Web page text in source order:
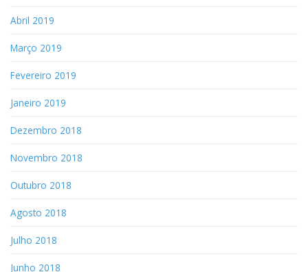
Abril 2019
Março 2019
Fevereiro 2019
Janeiro 2019
Dezembro 2018
Novembro 2018
Outubro 2018
Agosto 2018
Julho 2018
Junho 2018